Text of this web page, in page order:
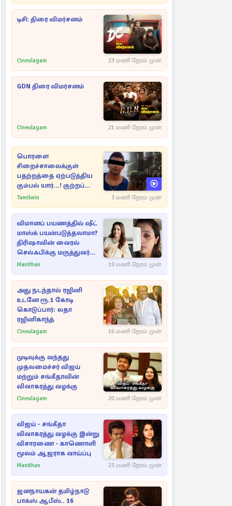
டிசி: திரை விமர்சனம்
Cineulagam 23 மணி நேரம் முன்
GDN திரை விமர்சனம்
Cineulagam 21 மணி நேரம் முன்
பொரளை
சிறைச்சாலைக்குள்
பதற்றத்தை ஏற்படுத்திய
கும்பல் யார்...! குற்றப்
பின்னணி தொடர்பில்
Tamilwin 3 மணி நேரம் முன்
விமானப் பயணத்தில் ஷீட்
மாஸ்க் பயன்படுத்தலாமா?
திரிஷாவின் வைரல்
செல்ஃபிக்கு மருத்துவர்
விளக்கம்
Manithan 19 மணி நேரம் முன்
அது நடந்தால் ரஜினி
உடனே ரூ.1 கோடி
கொடுப்பார்: லதா
ரஜினிகாந்த்
Cineulagam 16 மணி நேரம் முன்
முடிவுக்கு வந்தது
முதலமைச்சர் விஜய்
மற்றும் சங்கீதாவின்
விவாகரத்து வழக்கு
Cineulagam 20 மணி நேரம் முன்
விஜய் - சங்கீதா
விவாகரத்து வழக்கு இன்று
விசாரணை - காணொளி
மூலம் ஆஜராக வாய்ப்பு
Manithan 23 மணி நேரம் முன்
ஜனநாயகன் தமிழ்நாடு
பாக்ஸ் ஆபீஸ்.. 16